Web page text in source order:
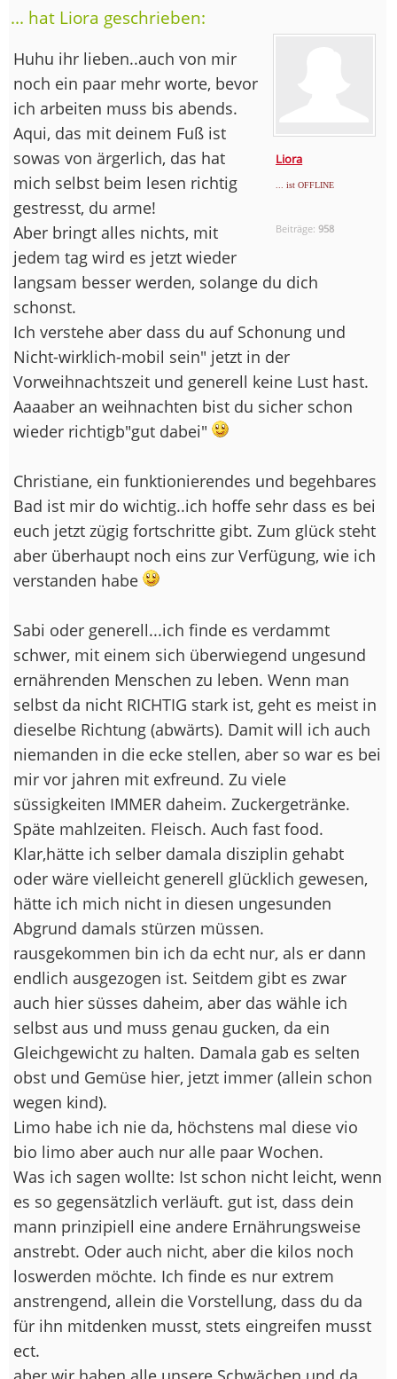
... hat Liora geschrieben:
Liora
... ist OFFLINE
Beiträge:958
Huhu ihr lieben..auch von mir
noch ein paar mehr worte, bevor
ich arbeiten muss bis abends.
Aqui, das mit deinem Fuß ist
sowas von ärgerlich, das hat
mich selbst beim lesen richtig
gestresst, du arme!
Aber bringt alles nichts, mit
jedem tag wird es jetzt wieder
langsam besser werden, solange du dich
schonst.
Ich verstehe aber dass du auf Schonung und
Nicht-wirklich-mobil sein" jetzt in der
Vorweihnachtszeit und generell keine Lust hast.
Aaaaber an weihnachten bist du sicher schon
wieder richtigb"gut dabei"
Christiane, ein funktionierendes und begehbares
Bad ist mir do wichtig..ich hoffe sehr dass es bei
euch jetzt zügig fortschritte gibt. Zum glück steht
aber überhaupt noch eins zur Verfügung, wie ich
verstanden habe
Sabi oder generell...ich finde es verdammt
schwer, mit einem sich überwiegend ungesund
ernährenden Menschen zu leben. Wenn man
selbst da nicht RICHTIG stark ist, geht es meist in
dieselbe Richtung (abwärts). Damit will ich auch
niemanden in die ecke stellen, aber so war es bei
mir vor jahren mit exfreund. Zu viele
süssigkeiten IMMER daheim. Zuckergetränke.
Späte mahlzeiten. Fleisch. Auch fast food.
Klar,hätte ich selber damala disziplin gehabt
oder wäre vielleicht generell glücklich gewesen,
hätte ich mich nicht in diesen ungesunden
Abgrund damals stürzen müssen.
rausgekommen bin ich da echt nur, als er dann
endlich ausgezogen ist. Seitdem gibt es zwar
auch hier süsses daheim, aber das wähle ich
selbst aus und muss genau gucken, da ein
Gleichgewicht zu halten. Damala gab es selten
obst und Gemüse hier, jetzt immer (allein schon
wegen kind).
Limo habe ich nie da, höchstens mal diese vio
bio limo aber auch nur alle paar Wochen.
Was ich sagen wollte: Ist schon nicht leicht, wenn
es so gegensätzlich verläuft. gut ist, dass dein
mann prinzipiell eine andere Ernährungsweise
anstrebt. Oder auch nicht, aber die kilos noch
loswerden möchte. Ich finde es nur extrem
anstrengend, allein die Vorstellung, dass du da
für ihn mitdenken musst, stets eingreifen musst
ect.